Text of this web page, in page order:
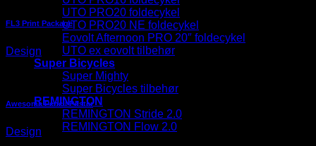
UTO PRO20 foldecykel
UTO PRO20 NE foldecykel
Eovolt Afternoon PRO 20″ foldecykel
UTO ex eovolt tilbehør
Super Bicycles
Super Mighty
Super Bicycles tilbehør
REMINGTON
REMINGTON Stride 2.0
REMINGTON Flow 2.0
FL3 Print Package
Design
Awesome Pencil Poster
Design